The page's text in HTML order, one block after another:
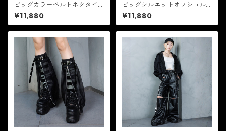
ビッグカラーベルトネクタイ
シャツ 【CR25374】
¥11,880
ビッグシルエットオフショル
デニムトップス 【CR25373】
¥11,880